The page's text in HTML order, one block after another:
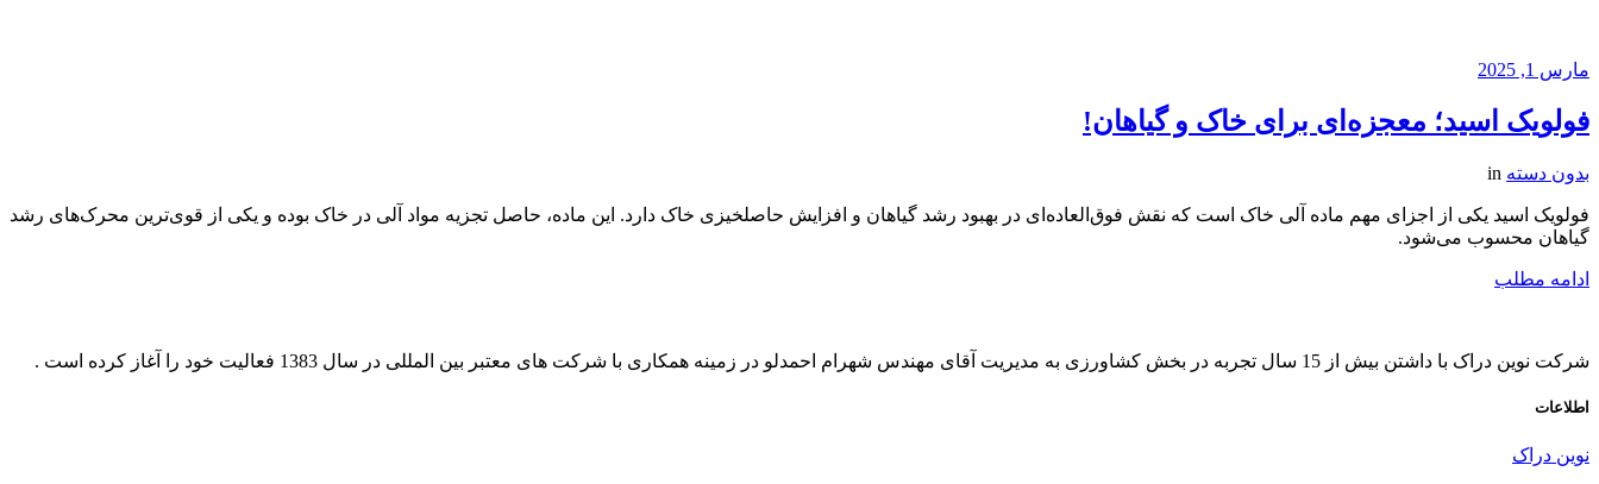
مارس 1, 2025
فولویک اسید؛ معجزه‌ای برای خاک و گیاهان!
بدون دسته
فولویک اسید یکی از اجزای مهم ماده آلی خاک است که نقش فوق‌العاده‌ای در بهبود رشد گیاهان و افزایش حاصلخیزی خاک دارد. این ماده، حاصل تجزیه مواد آلی در خاک بوده و یکی از قوی‌ترین محرک‌های رشد
گیاهان محسوب می‌شود.
ادامه مطلب
شرکت نوین دراک با داشتن بیش از 15 سال تجربه در بخش کشاورزی به مدیریت آقای مهندس شهرام احمدلو در زمینه همکاری با شرکت های معتبر بین المللی در سال 1383 فعالیت خود را آغاز کرده است .
اطلاعات
نوین دراک